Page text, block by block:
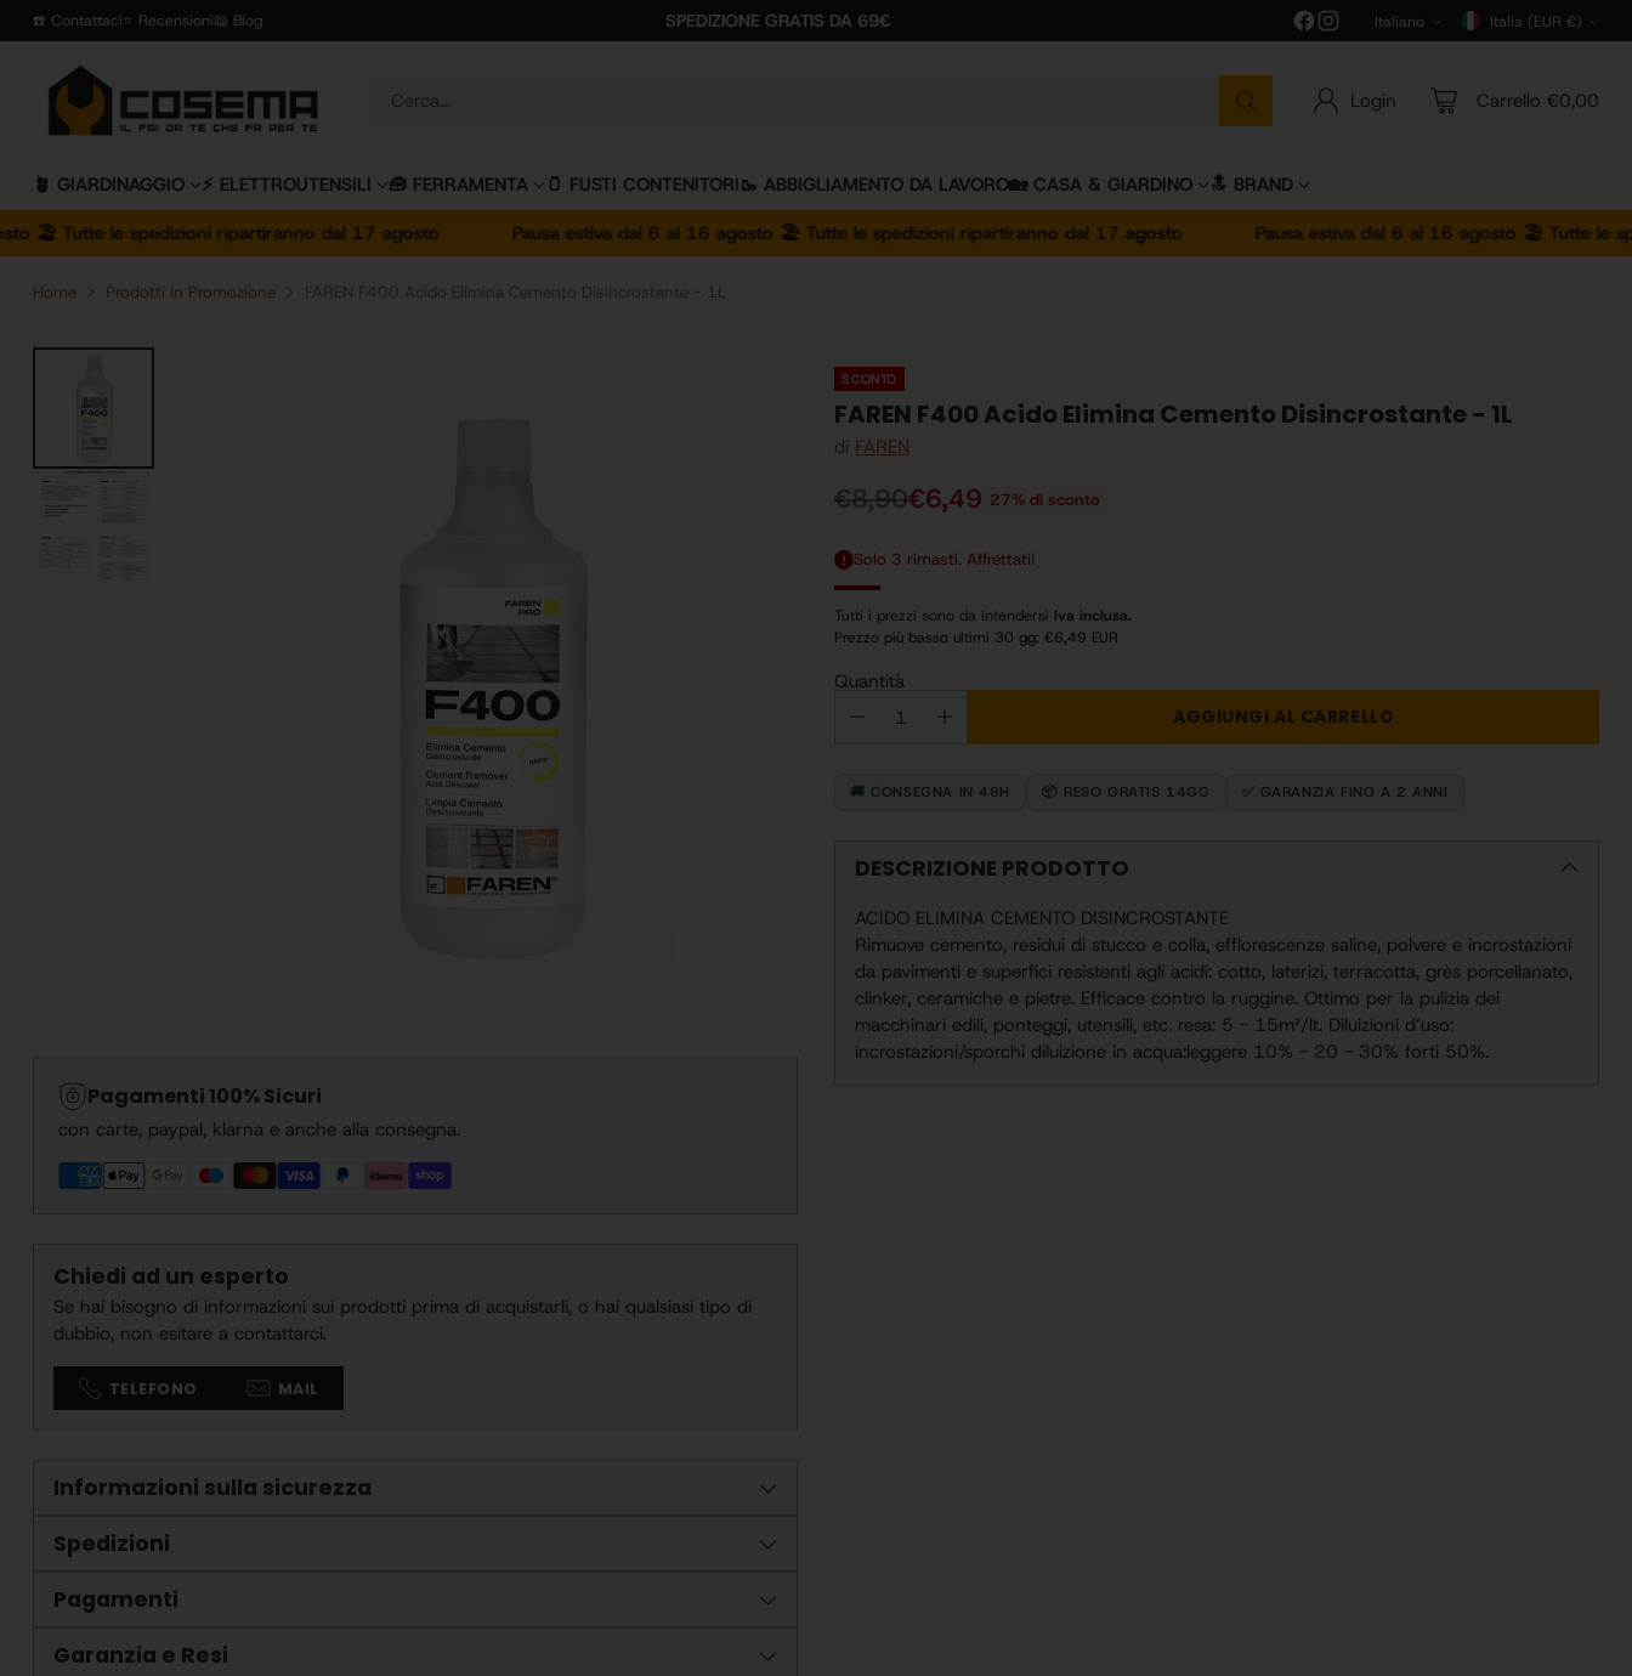
☎️ Contattaci⭐️ Recensioni📖 Blog SPEDIZIONE GRATIS DA 69€ Lingua
Italiano Valuta Italia (EUR €)
Cerca... Login Carrello €0,00
🪴 GIARDINAGGIO ⚡️ ELETTROUTENSILI 🧰 FERRAMENTA 🫙 FUSTI CONTENITORI🥾 ABBIGLIAMENTO DA LAVORO🏡 CASA & GIARDINO
🔝 BRAND
le spedizioni ripartiranno dal 17 agosto
Pausa estiva dal 6 al 16 agosto 🏖️ Tutte le spedizioni ripartiranno dal 17 agosto Pausa estiva dal 6 al 16 agosto 🏖️ Tutte le spedizioni
Home Prodotti in Promozione FAREN F400 Acido Elimina Cemento Disincrostante - 1L
Pagamenti 100% Sicuri
con carte, paypal, klarna e anche alla consegna.
Chiedi ad un esperto
Se hai bisogno di informazioni sui prodotti prima di acquistarli, o hai qualsiasi tipo di
dubbio, non esitare a contattarci.
TELEFONO MAIL
Informazioni sulla sicurezza
Spedizioni
Pagamenti
Garanzia e Resi
SCONTO
FAREN F400 Acido Elimina Cemento Disincrostante - 1L
di FAREN
Prezzo
di
listino
€8,90€6,49 27% di sconto
Solo 3 rimasti. Affrettati!
Tutti i prezzi sono da intendersi Iva inclusa.
Prezzo più basso ultimi 30 gg: €6,49 EUR
Quantità
AGGIUNGI AL CARRELLO
🚚 CONSEGNA IN 48H 📦 RESO GRATIS 14GG ✅ GARANZIA FINO A 2 ANNI
DESCRIZIONE PRODOTTO
ACIDO ELIMINA CEMENTO DISINCROSTANTE
Rimuove cemento, residui di stucco e colla, efflorescenze saline, polvere e incrostazioni
da pavimenti e superfici resistenti agli acidi: cotto, laterizi, terracotta, grès porcellanato,
clinker, ceramiche e pietre. Efficace contro la ruggine. Ottimo per la pulizia dei
macchinari edili, ponteggi, utensili, etc. resa: 5 - 15m²/lt. Diluizioni d’uso:
incrostazioni/sporchi diluizione in acqua:leggere 10% - 20 - 30% forti 50%.